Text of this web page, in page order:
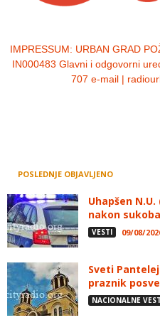
IMPRESSUM: URBAN GRAD
IN000483 Glavni i odgovorni
707 e-mail |
POSLEDNJE OBJAVLJENO
Uhapšen
nakon
VESTI 09/08/
Sveti
praznik
NACIONALNE